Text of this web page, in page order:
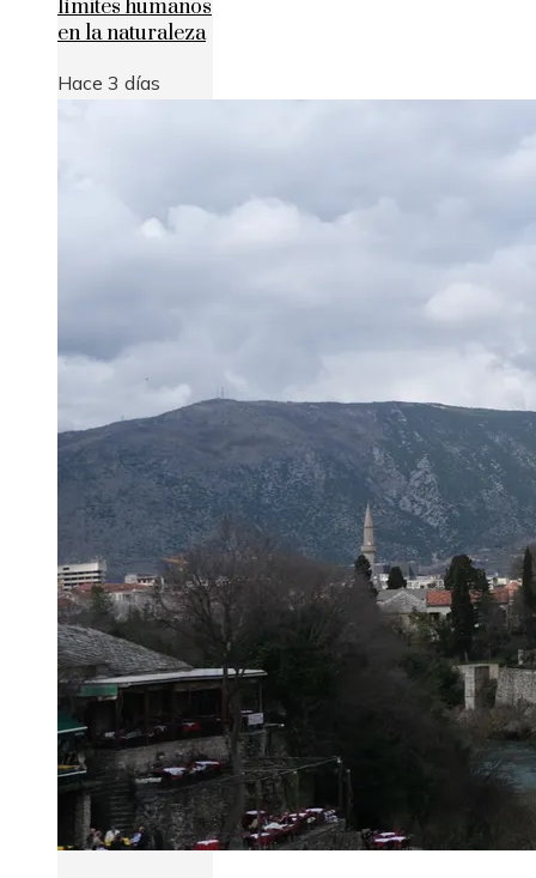
límites humanos
en la naturaleza
Hace 3 días